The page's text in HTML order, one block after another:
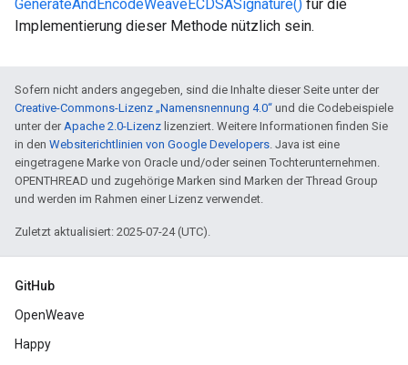
GenerateAndEncodeWeaveECDSASignature() für die
Implementierung dieser Methode nützlich sein.
Sofern nicht anders angegeben, sind die Inhalte dieser Seite unter der
Creative-Commons-Lizenz „Namensnennung 4.0“ und die Codebeispiele
unter derApache 2.0-Lizenz lizenziert. Weitere Informationen finden Sie
in den Websiterichtlinien von Google Developers. Java ist eine
eingetragene Marke von Oracle und/oder seinen Tochterunternehmen.
OPENTHREAD und zugehörige Marken sind Marken der Thread Group
und werden im Rahmen einer Lizenz verwendet.
Zuletzt aktualisiert: 2025-07-24 (UTC).
GitHub
OpenWeave
Happy